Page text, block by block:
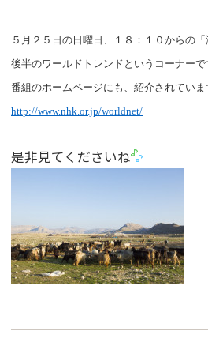
５月２５日の日曜日、１８：１０からの「
後半のワールドトレンドというコーナーで
番組のホームページにも、紹介されていま
http://www.nhk.or.jp/worldnet/
是非見てくださいね